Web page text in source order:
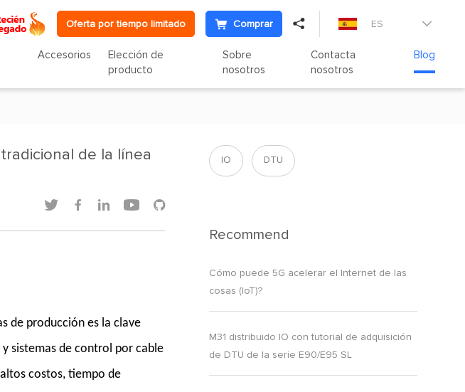
Oferta por tiempo limitado Comprar  ES 
Accesorios
Elección de
producto
Sobre
nosotros
Contacta
nosotros
Blog
de la línea
    
de producción es la clave
sistemas de control por cable
costos, tiempo de
IO DTU
Recommend
​Cómo puede 5G acelerar el Internet de las
cosas (IoT)?
M31 distribuido IO con tutorial de adquisición
de DTU de la serie E90/E95 SL